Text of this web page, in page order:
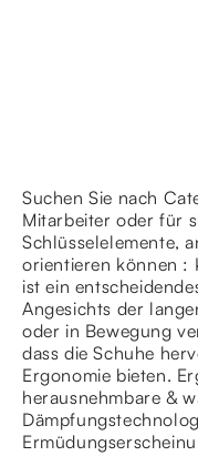
Suchen Sie nach
Mitarbeiter oder für
Schlüsselelemente,
orientieren können :
ist ein
Angesichts der
oder in Bewegung
dass die Schuhe
Ergonomie bieten.
herausnehmbare &